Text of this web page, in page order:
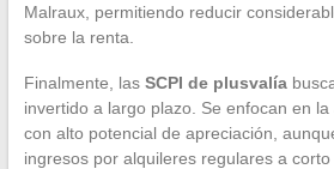
Malraux, permitiendo reducir
sobre la renta.
Finalmente, las SCPI de plusvalía
invertido a largo plazo. Se enfocan en
con alto potencial de apreciación,
ingresos por alquileres regulares a corto